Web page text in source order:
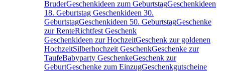
BruderGeschenkideen zum GeburtstagGeschenkideen
18. Geburtstag Geschenkideen 30.
GeburtstagGeschenkideen 50. GeburtstagGeschenke
zur RenteRichtfest Geschenk
Geschenkideen zur HochzeitGeschenk zur goldenen
HochzeitSilberhochzeit GeschenkGeschenke zur
TaufeBabyparty GeschenkeGeschenk zur
GeburtGeschenke zum EinzugGeschenkgutscheine